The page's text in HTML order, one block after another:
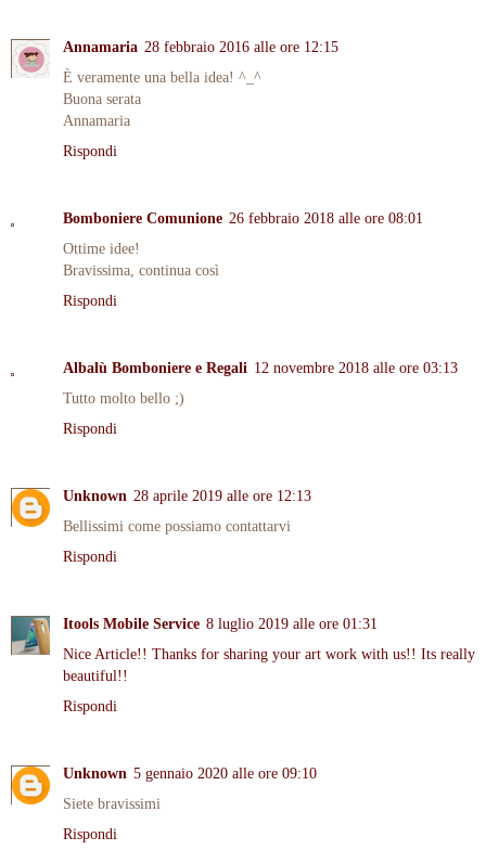
Annamaria 28 febbraio 2016 alle ore 12:15
È veramente una bella idea! ^_^
Buona serata
Annamaria
Rispondi
Bomboniere Comunione 26 febbraio 2018 alle ore 08:01
Ottime idee!
Bravissima, continua così
Rispondi
Albalù Bomboniere e Regali 12 novembre 2018 alle ore 03:13
Tutto molto bello ;)
Rispondi
Unknown 28 aprile 2019 alle ore 12:13
Bellissimi come possiamo contattarvi
Rispondi
Itools Mobile Service 8 luglio 2019 alle ore 01:31
Nice Article!! Thanks for sharing your art work with us!! Its really
beautiful!!
Rispondi
Unknown 5 gennaio 2020 alle ore 09:10
Siete bravissimi
Rispondi